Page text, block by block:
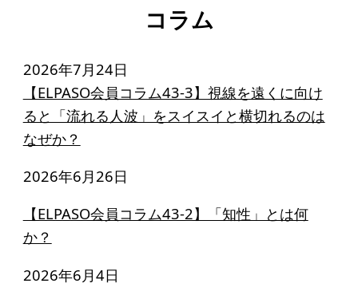
コラム
2026年7月24日
【ELPASO会員コラム43-3】視線を遠くに向け
ると「流れる人波」をスイスイと横切れるのは
なぜか？
2026年6月26日
【ELPASO会員コラム43-2】「知性」とは何
か？
2026年6月4日